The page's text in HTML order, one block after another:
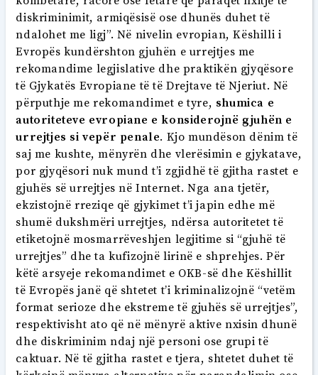
diskriminimit, armiqësisë ose dhunës duhet të
ndalohet me ligj”. Në nivelin evropian, Këshilli i
Evropës kundërshton gjuhën e urrejtjes me
rekomandime legjislative dhe praktikën gjyqësore
të Gjykatës Evropiane të të Drejtave të Njeriut. Në
përputhje me rekomandimet e tyre, shumica e
autoriteteve evropiane e konsiderojnë gjuhën e
urrejtjes si vepër penale. Kjo mundëson dënim të
saj me kushte, mënyrën dhe vlerësimin e gjykatave,
por gjyqësori nuk mund t’i zgjidhë të gjitha rastet e
gjuhës së urrejtjes në Internet. Nga ana tjetër,
ekzistojnë rreziqe që gjykimet t’i japin edhe më
shumë dukshmëri urrejtjes, ndërsa autoritetet të
etiketojnë mosmarrëveshjen legjitime si “gjuhë të
urrejtjes” dhe ta kufizojnë lirinë e shprehjes. Për
këtë arsyeje rekomandimet e OKB-së dhe Këshillit
të Evropës janë që shtetet t’i kriminalizojnë “vetëm
format serioze dhe ekstreme të gjuhës së urrejtjes”,
respektivisht ato që në mënyrë aktive nxisin dhunë
dhe diskriminim ndaj një personi ose grupi të
caktuar. Në të gjitha rastet e tjera, shtetet duhet të